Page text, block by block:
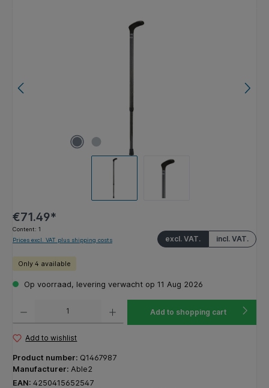
€71.49*
Content: 1
incl. VAT.
excl. VAT.
Prices excl. VAT plus shipping costs
Only 4 available
Op voorraad, levering verwacht op 11 Aug 2026
Add to shopping cart
Add to wishlist
Product number: Q1467987
Manufacturer: Able2
EAN: 4250415652547